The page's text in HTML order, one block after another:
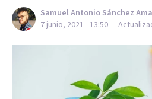
Samuel Antonio Sánchez
7 junio, 2021 - 13:50—